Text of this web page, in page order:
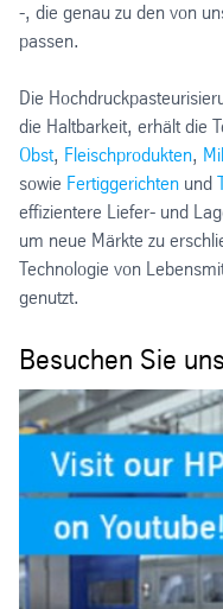
-, die genau zu den von
passen.
Die
die Haltbarkeit, erhält die
Obst, Fleischprodukten,
sowie Fertiggerichten und
effizientere Liefer- und
um neue Märkte zu
Technologie von
genutzt.
Besuchen Sie